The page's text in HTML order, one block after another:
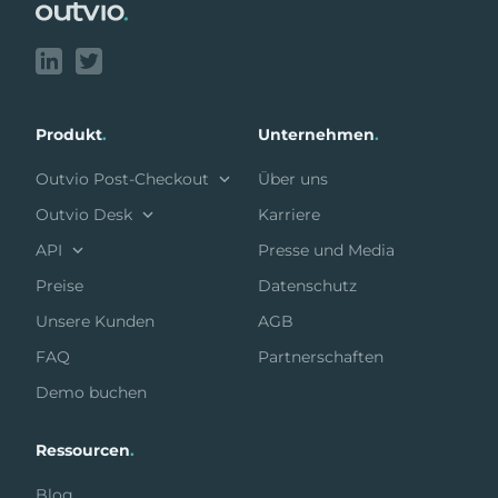
Produkt.
Outvio Post-Checkout
Outvio Desk
API
Preise
Unsere Kunden
FAQ
Demo buchen
Unternehmen.
Über uns
Karriere
Presse und Media
Datenschutz
AGB
Partnerschaften
Ressourcen.